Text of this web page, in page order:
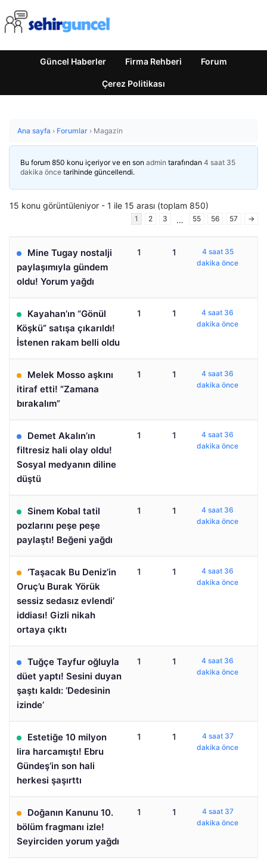
Güncel Haberler Firma Rehberi Forum
Çerez Politikası
Ana sayfa › Forumlar › Magazin
Bu forum 850 konu içeriyor ve en son admin tarafından 4 saat 35
dakika önce tarihinde güncellendi.
15 konu görüntüleniyor - 1 ile 15 arası (toplam 850)
1 2 3 … 55 56 57 →
Mine Tugay nostalji
paylaşımıyla gündem
oldu! Yorum yağdı
1 1
4 saat 35
dakika önce
Kayahan’ın “Gönül
Köşkü” satışa çıkarıldı!
İstenen rakam belli oldu
1 1
4 saat 36
dakika önce
Melek Mosso aşkını
itiraf etti! ”Zamana
bırakalım”
1 1
4 saat 36
dakika önce
Demet Akalın’ın
filtresiz hali olay oldu!
Sosyal medyanın diline
düştü
1 1
4 saat 36
dakika önce
Sinem Kobal tatil
pozlarını peşe peşe
paylaştı! Beğeni yağdı
1 1
4 saat 36
dakika önce
‘Taşacak Bu Deniz’in
Oruç’u Burak Yörük
sessiz sedasız evlendi’
iddiası! Gizli nikah
ortaya çıktı
1 1
4 saat 36
dakika önce
Tuğçe Tayfur oğluyla
düet yaptı! Sesini duyan
şaştı kaldı: ‘Dedesinin
izinde’
1 1
4 saat 36
dakika önce
Estetiğe 10 milyon
lira harcamıştı! Ebru
Gündeş’in son hali
herkesi şaşırttı
1 1
4 saat 37
dakika önce
Doğanın Kanunu 10.
bölüm fragmanı izle!
Seyirciden yorum yağdı
1 1
4 saat 37
dakika önce